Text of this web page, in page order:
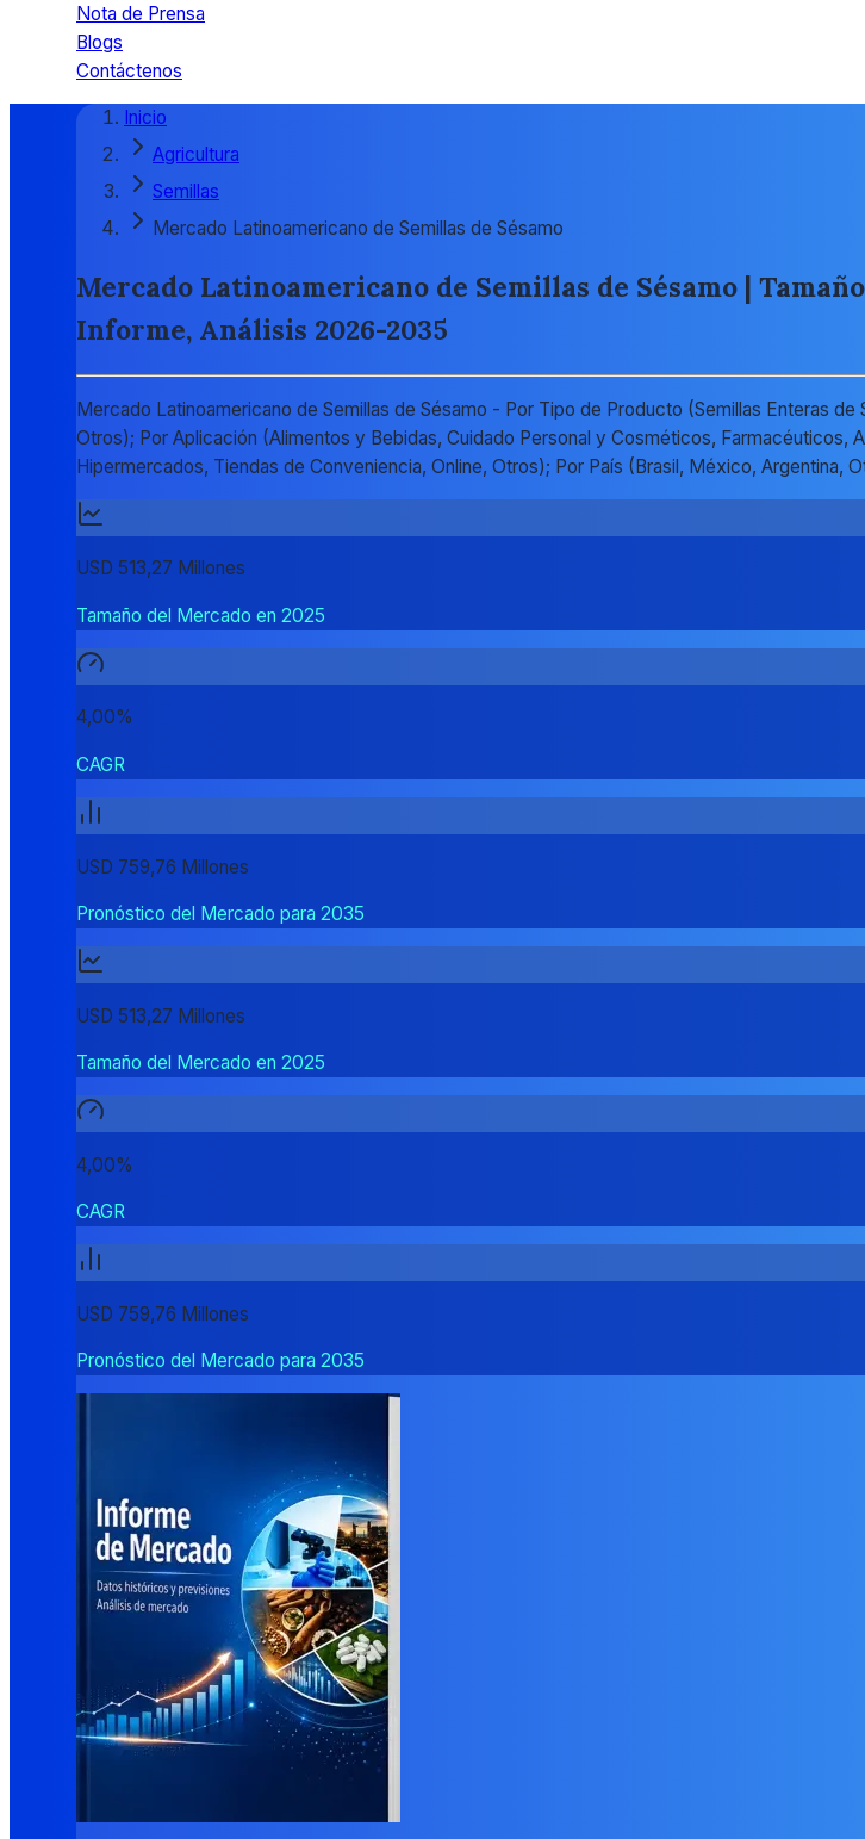
Nota de Prensa
Blogs
Contáctenos
Inicio
Agricultura
Semillas
Mercado Latinoamericano de Semillas de Sésamo
Mercado Latinoamericano de Semillas de Sésamo |
Informe, Análisis 2026-2035
Mercado Latinoamericano de Semillas de Sésamo - Por Tipo de Producto (Semillas Enteras
Otros); Por Aplicación (Alimentos y Bebidas, Cuidado Personal y Cosméticos, Farmacéuticos,
Hipermercados, Tiendas de Conveniencia, Online, Otros); Por País (Brasil, México, Argentina,
USD 513,27 Millones
Tamaño del Mercado en 2025
4,00%
CAGR
USD 759,76 Millones
Pronóstico del Mercado para 2035
USD 513,27 Millones
Tamaño del Mercado en 2025
4,00%
CAGR
USD 759,76 Millones
Pronóstico del Mercado para 2035